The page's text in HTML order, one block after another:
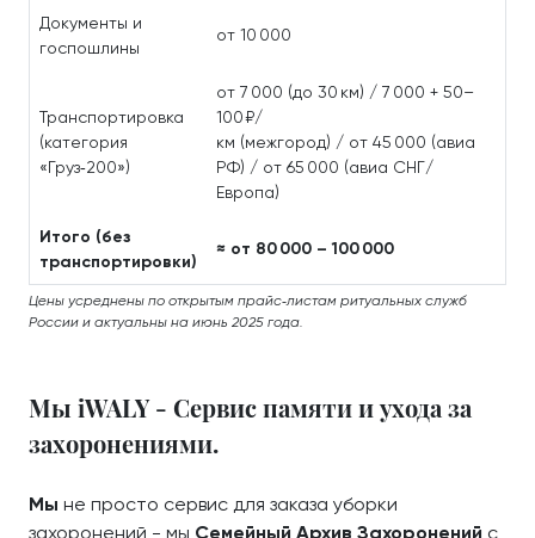
Документы и
госпошлины
от 10 000
Транспортировка
(категория
«Груз‑200»)
от 7 000 (до 30 км) / 7 000 + 50–
100 ₽/
км (межгород) / от 45 000 (авиа
РФ) / от 65 000 (авиа СНГ/
Европа)
Итого (без
транспортировки)
≈ от 80 000 – 100 000
Цены усреднены по открытым прайс‑листам ритуальных служб
России и актуальны на июнь 2025 года.
Мы iWALY - Сервис памяти и ухода за
захоронениями.
Мы не просто сервис для заказа уборки
захоронений - мы Семейный Архив Захоронений с